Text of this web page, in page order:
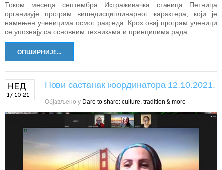
Током месеца септембра Истраживачка станица Петница
организује програм вишедисциплинарног карактера, који је
намењен ученицима осмог разреда. Кроз овај програм ученици
се упознају са основним техникама и принципима рада.
ОПШИРНИЈЕ...
НЕД
17 10 21
Нови састанак координатора 12.10.2021.
Објављено у Dare to share: culture, tradition & more